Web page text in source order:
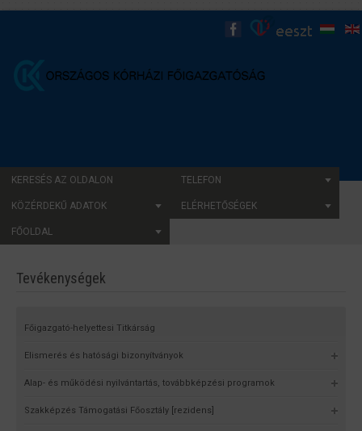
KERESÉS AZ OLDALON TELEFON
KÖZÉRDEKŰ ADATOK ELÉRHETŐSÉGEK
FŐOLDAL
Tevékenységek
Főigazgató-helyettesi Titkárság
Elismerés és hatósági bizonyítványok
Alap- és működési nyilvántartás, továbbképzési programok
Szakképzés Támogatási Főosztály [rezidens]